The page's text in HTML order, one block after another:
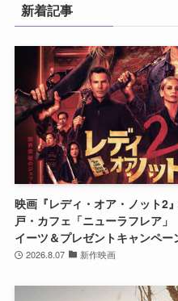
新着記事
映画『レディ・オア・ノット
戸・カフェ「ニューラフレア
イーツ＆プレゼントキャンペー
2026.8.07 新作映画